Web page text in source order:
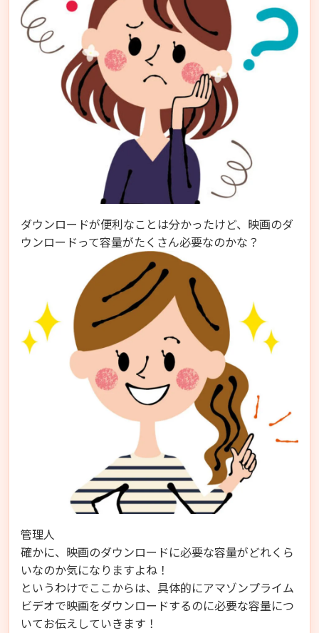
ダウンロードが便利なことは分かったけど、映画のダ
ウンロードって容量がたくさん必要なのかな？
管理人
確かに、映画のダウンロードに必要な容量がどれくら
いなのか気になりますよね！
というわけでここからは、具体的にアマゾンプライム
ビデオで映画をダウンロードするのに必要な容量につ
いてお伝えしていきます！